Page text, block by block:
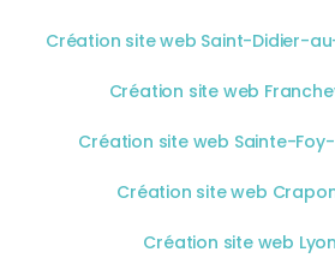
Création site web Saint-Didier-
Création site web
Création site web Sainte-Foy-
Création site web
Création site web